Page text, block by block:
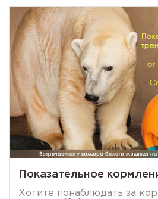
Показательное
Хотите понаблюдать за